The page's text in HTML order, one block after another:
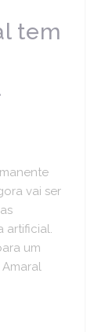
tem
vai ser
artificial.
um